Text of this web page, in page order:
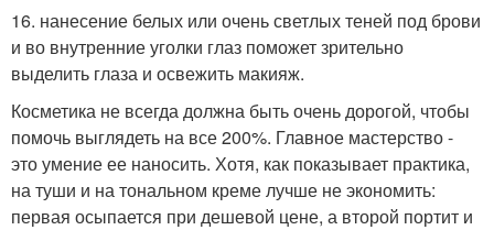
16. нанесение белых или очень светлых теней под брови
и во внутренние уголки глаз поможет зрительно
выделить глаза и освежить макияж.
Косметика не всегда должна быть очень дорогой, чтобы
помочь выглядеть на все 200%. Главное мастерство -
это умение ее наносить. Хотя, как показывает практика,
на туши и на тональном креме лучше не экономить:
первая осыпается при дешевой цене, а второй портит и